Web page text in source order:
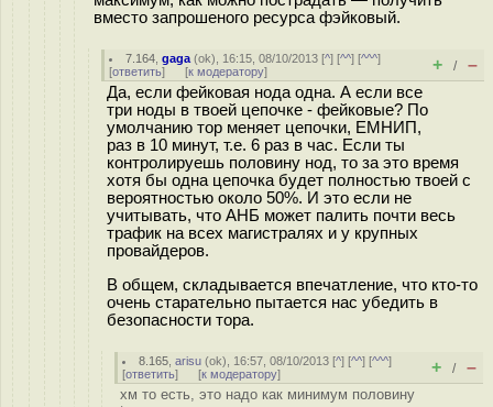
вместо запрошеного ресурса фэйковый.
7.164 ,gaga (ok), 16:15, 08/10/2013 [^] [^^] [^^^]
[ответить] [к модератору] + / –
Да, если фейковая нода одна. А если все
три ноды в твоей цепочке - фейковые? По
умолчанию тор меняет цепочки, ЕМНИП,
раз в 10 минут, т.е. 6 раз в час. Если ты
контролируешь половину нод, то за это время
хотя бы одна цепочка будет полностью твоей с
вероятностью около 50%. И это если не
учитывать, что АНБ может палить почти весь
трафик на всех магистралях и у крупных
провайдеров.
В общем, складывается впечатление, что кто-то
очень старательно пытается нас убедить в
безопасности тора.
8.165 ,arisu (ok), 16:57, 08/10/2013 [^] [^^] [^^^]
[ответить] [к модератору] + / –
хм то есть, это надо как минимум половину